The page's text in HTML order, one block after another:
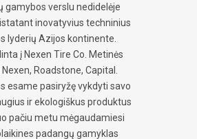
gamybos verslu nedidelėje
inovatyvius techninius
lyderių Azijos kontinente.
į Nexen Tire Co. Metinės
Roadstone, Capital.
esame pasiryžę vykdyti savo
ir ekologiškus produktus
pačiu metu mėgaudamiesi
padangų gamyklas